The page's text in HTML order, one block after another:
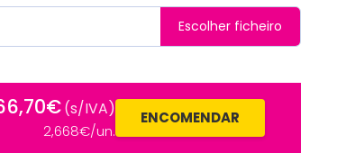
Escolher ficheiro
ENCOMENDAR
(s/IVA)
2,668€/un.